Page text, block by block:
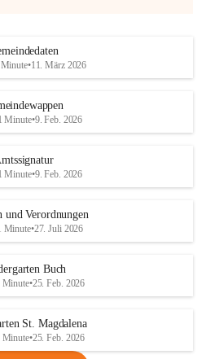
•11. März 2026
Minute•9. Feb. 2026
Minute•9. Feb. 2026
und Verordnungen
Minute•27. Juli 2026
Buch
Minute•25. Feb. 2026
St. Magdalena
Minute•25. Feb. 2026